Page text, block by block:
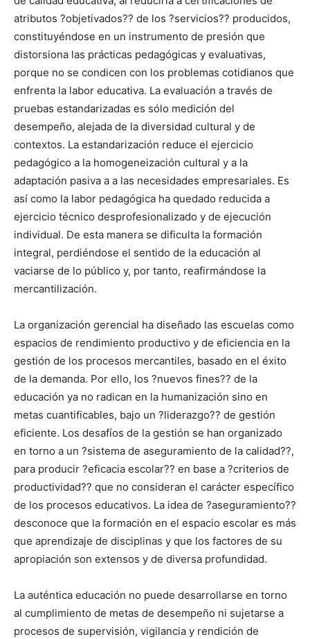
atributos ?objetivados?? de los ?servicios?? producidos,
constituyéndose en un instrumento de presión que
distorsiona las prácticas pedagógicas y evaluativas,
porque no se condicen con los problemas cotidianos que
enfrenta la labor educativa. La evaluación a través de
pruebas estandarizadas es sólo medición del
desempeño, alejada de la diversidad cultural y de
contextos. La estandarización reduce el ejercicio
pedagógico a la homogeneización cultural y a la
adaptación pasiva a a las necesidades empresariales. Es
así como la labor pedagógica ha quedado reducida a
ejercicio técnico desprofesionalizado y de ejecución
individual. De esta manera se dificulta la formación
integral, perdiéndose el sentido de la educación al
vaciarse de lo público y, por tanto, reafirmándose la
mercantilización.
La organización gerencial ha diseñado las escuelas como
espacios de rendimiento productivo y de eficiencia en la
gestión de los procesos mercantiles, basado en el éxito
de la demanda. Por ello, los ?nuevos fines?? de la
educación ya no radican en la humanización sino en
metas cuantificables, bajo un ?liderazgo?? de gestión
eficiente. Los desafíos de la gestión se han organizado
en torno a un ?sistema de aseguramiento de la calidad??,
para producir ?eficacia escolar?? en base a ?criterios de
productividad?? que no consideran el carácter específico
de los procesos educativos. La idea de ?aseguramiento??
desconoce que la formación en el espacio escolar es más
que aprendizaje de disciplinas y que los factores de su
apropiación son extensos y de diversa profundidad.
La auténtica educación no puede desarrollarse en torno
al cumplimiento de metas de desempeño ni sujetarse a
procesos de supervisión, vigilancia y rendición de